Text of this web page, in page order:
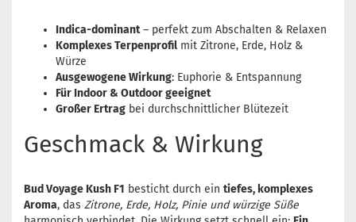
Indica-dominant– perfekt zum Abschalten & Relaxen
Komplexes Terpenprofil mit Zitrone, Erde, Holz &
Würze
Ausgewogene Wirkung: Euphorie & Entspannung
Für Indoor & Outdoor geeignet
Großer Ertrag bei durchschnittlicher Blütezeit
Geschmack & Wirkung
Bud Voyage Kush F1 besticht durch ein tiefes, komplexes
Aroma, das Zitrone, Erde, Holz, Pinie und würzige Süße